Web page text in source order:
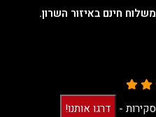
סקירות - דרגו אותנו!